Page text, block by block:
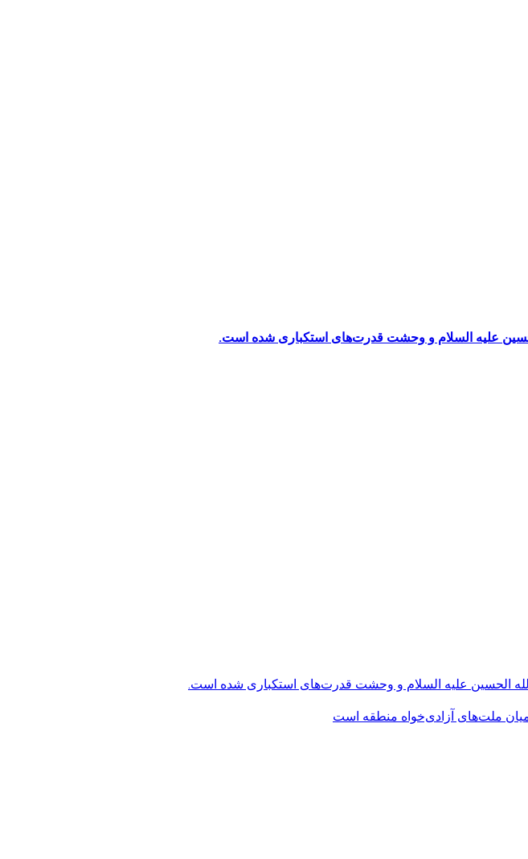
علیه السلام و وحشت قدرت‌های استکباری شده است.
الحسین علیه السلام و وحشت قدرت‌های استکباری شده است.
ملت‌های آزادی‌خواه منطقه است